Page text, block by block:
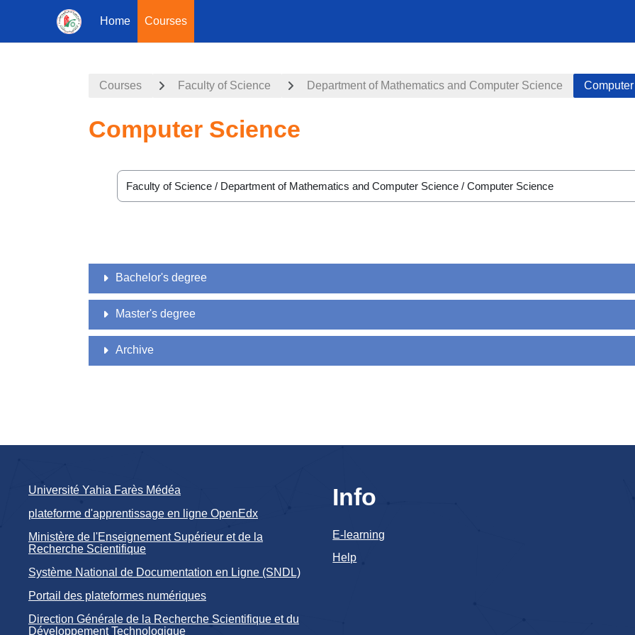
Home Courses
Courses Faculty of Science Department of Mathematics and Computer Science
Computer Science
Course categories
Bachelor's degree
Master's degree
Archive
Université Yahia Farès Médéa
plateforme d'apprentissage en ligne OpenEdx
Ministère de l'Enseignement Supérieur et de la
Recherche Scientifique
Système National de Documentation en Ligne (SNDL)
Portail des plateformes numériques
Direction Générale de la Recherche Scientifique et du
Développement Technologique
Info
E-learning
Help